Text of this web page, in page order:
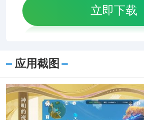
立即下载
应用截图